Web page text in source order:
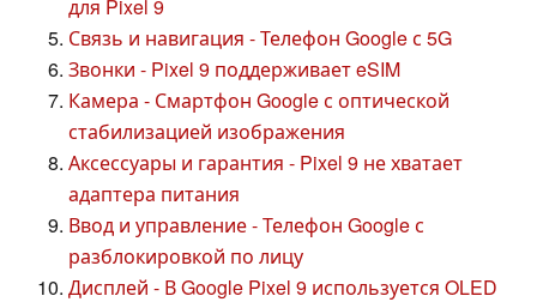
для Pixel 9
Связь и навигация - Телефон Google с 5G
Звонки - Pixel 9 поддерживает eSIM
Камера - Смартфон Google с оптической
стабилизацией изображения
Аксессуары и гарантия - Pixel 9 не хватает
адаптера питания
Ввод и управление - Телефон Google с
разблокировкой по лицу
Дисплей - В Google Pixel 9 используется OLED